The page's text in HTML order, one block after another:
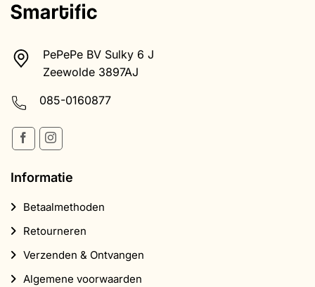
PePePe BV Sulky 6 J
Zeewolde 3897AJ
085-0160877
Informatie
Betaalmethoden
Retourneren
Verzenden & Ontvangen
Algemene voorwaarden